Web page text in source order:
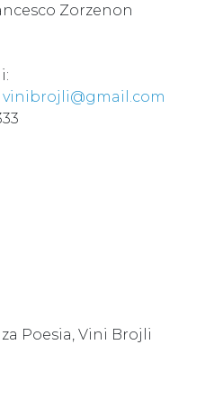
Zorzenon
vinibrojli@gmail.com
Poesia, Vini Brojli